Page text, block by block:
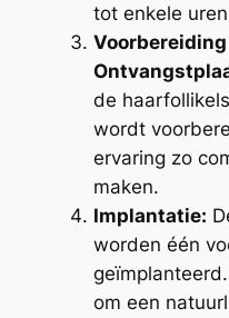
tot enkele
de
wordt
ervaring zo
maken.
Implantatie:
worden één
om een